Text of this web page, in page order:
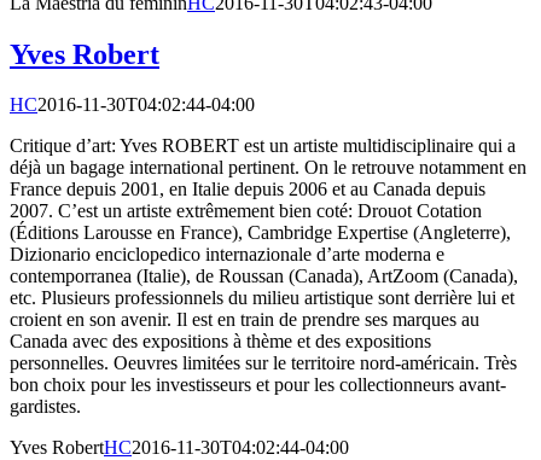
Yves Robert
HC2016-11-30T04:02:44-04:00
Critique d’art: Yves ROBERT est un artiste multidisciplinaire qui a
déjà un bagage international pertinent. On le retrouve notamment en
France depuis 2001, en Italie depuis 2006 et au Canada depuis
2007. C’est un artiste extrêmement bien coté: Drouot Cotation
(Éditions Larousse en France), Cambridge Expertise (Angleterre),
Dizionario enciclopedico internazionale d’arte moderna e
contemporranea (Italie), de Roussan (Canada), ArtZoom (Canada),
etc. Plusieurs professionnels du milieu artistique sont derrière lui et
croient en son avenir. Il est en train de prendre ses marques au
Canada avec des expositions à thème et des expositions
personnelles. Oeuvres limitées sur le territoire nord-américain. Très
bon choix pour les investisseurs et pour les collectionneurs avant-
gardistes.
Yves RobertHC2016-11-30T04:02:44-04:00